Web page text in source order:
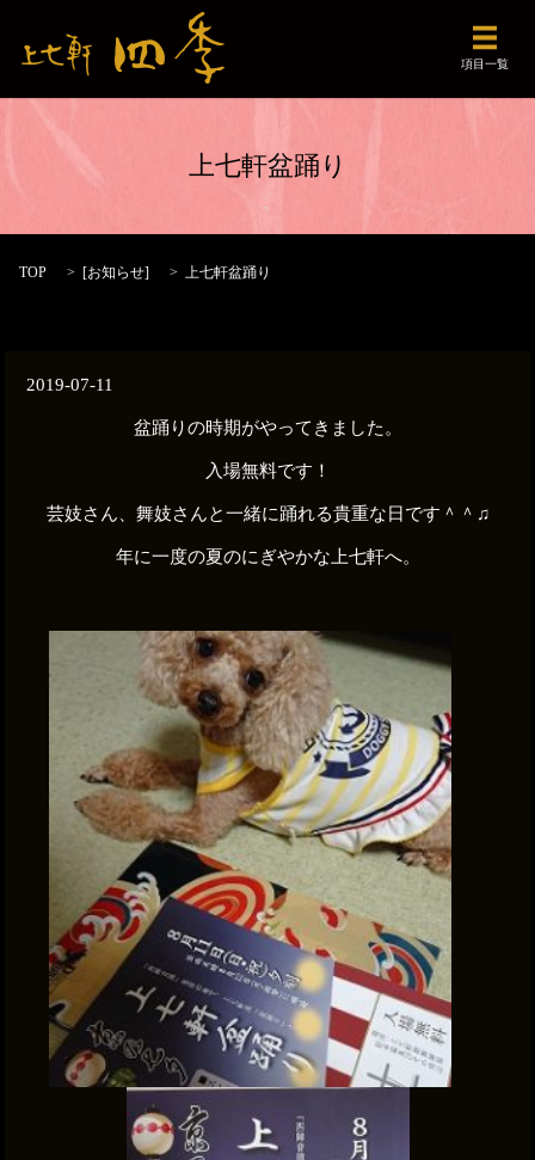
メニュ
項目一覧
上七軒盆踊り
TOP [お知らせ] 上七軒盆踊り
2019-07-11
盆踊りの時期がやってきました。
入場無料です！
芸妓さん、舞妓さんと一緒に踊れる貴重な日です＾＾♫
年に一度の夏のにぎやかな上七軒へ。